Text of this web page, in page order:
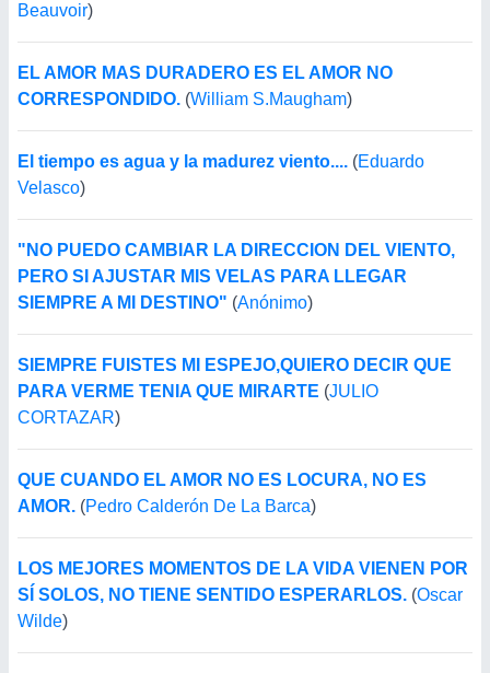
Beauvoir)
EL AMOR MAS DURADERO ES EL AMOR NO
CORRESPONDIDO. (William S.Maugham)
El tiempo es agua y la madurez viento.... (Eduardo
Velasco)
"NO PUEDO CAMBIAR LA DIRECCION DEL VIENTO,
PERO SI AJUSTAR MIS VELAS PARA LLEGAR
SIEMPRE A MI DESTINO" (Anónimo)
SIEMPRE FUISTES MI ESPEJO,QUIERO DECIR QUE
PARA VERME TENIA QUE MIRARTE (JULIO
CORTAZAR)
QUE CUANDO EL AMOR NO ES LOCURA, NO ES
AMOR. (Pedro Calderón De La Barca)
LOS MEJORES MOMENTOS DE LA VIDA VIENEN POR
SÍ SOLOS, NO TIENE SENTIDO ESPERARLOS. (Oscar
Wilde)